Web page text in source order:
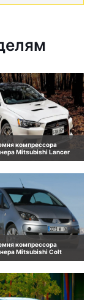
компрессора
Mitsubishi Lancer
компрессора
Mitsubishi Colt